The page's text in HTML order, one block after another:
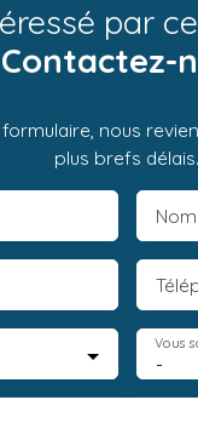
par
Contactez-
nous
plus brefs délais.
Nom
-
Vous